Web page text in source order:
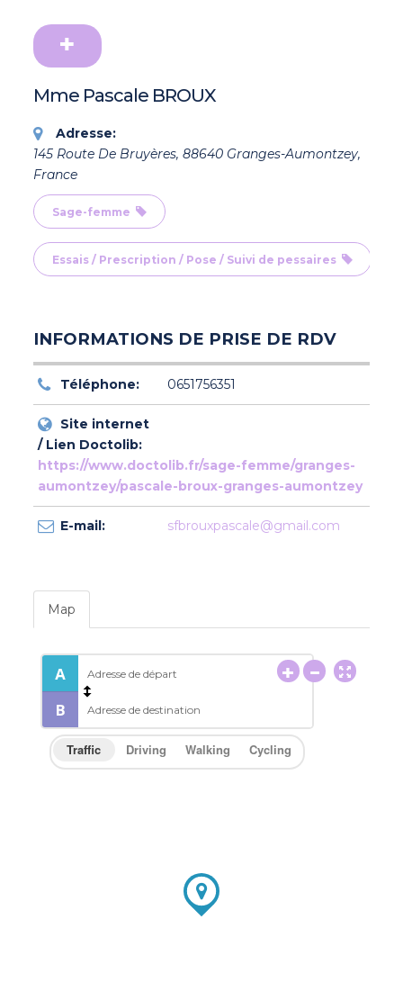
Mme Pascale BROUX
Adresse:
145 Route De Bruyères, 88640 Granges-Aumontzey,
France
Sage-femme
Essais / Prescription / Pose / Suivi de pessaires
INFORMATIONS DE PRISE DE RDV
Téléphone: 0651756351
Site internet
/ Lien Doctolib:
https://www.doctolib.fr/sage-femme/granges-
aumontzey/pascale-broux-granges-aumontzey
E-mail: sfbrouxpascale@gmail.com
Map
Traffic Driving Walking Cycling